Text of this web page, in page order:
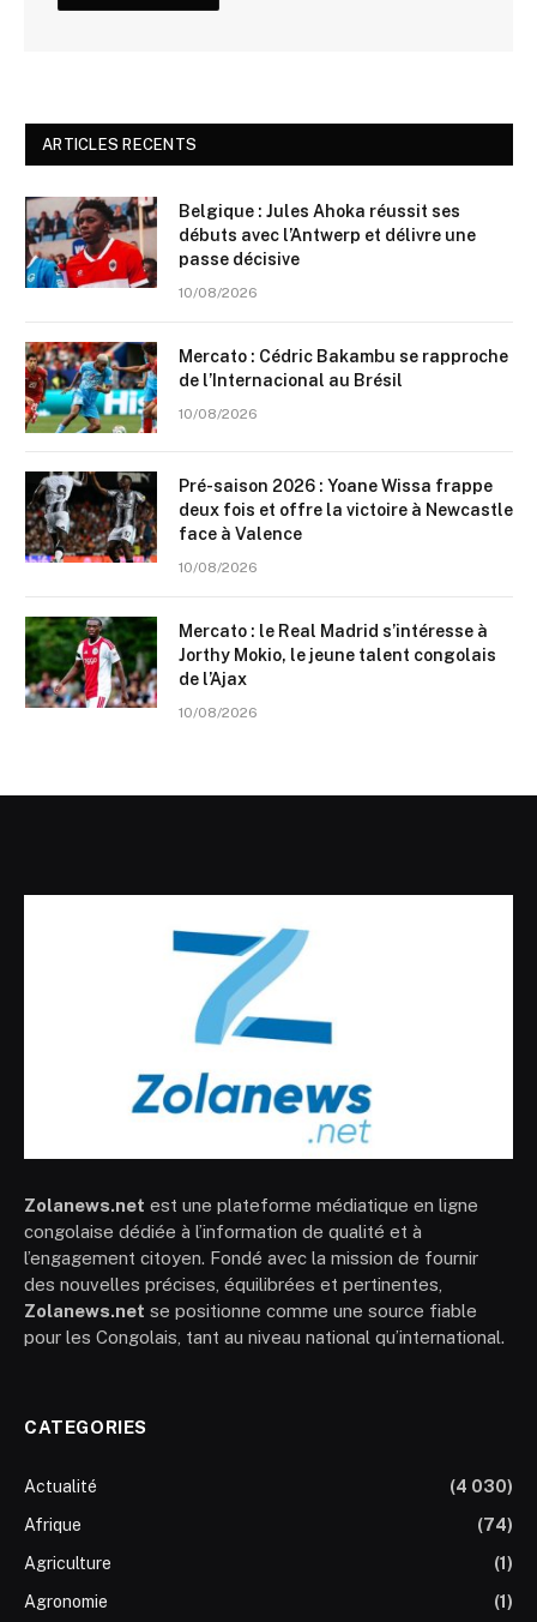
ARTICLES RECENTS
Belgique : Jules Ahoka réussit ses
débuts avec l’Antwerp et délivre une
passe décisive
10/08/2026
Mercato : Cédric Bakambu se rapproche
de l’Internacional au Brésil
10/08/2026
Pré-saison 2026 : Yoane Wissa frappe
deux fois et offre la victoire à Newcastle
face à Valence
10/08/2026
Mercato : le Real Madrid s’intéresse à
Jorthy Mokio, le jeune talent congolais
de l’Ajax
10/08/2026
Zolanews.net est une plateforme médiatique en ligne
congolaise dédiée à l’information de qualité et à
l’engagement citoyen. Fondé avec la mission de fournir
des nouvelles précises, équilibrées et pertinentes,
Zolanews.net se positionne comme une source fiable
pour les Congolais, tant au niveau national qu’international.
CATEGORIES
Actualité
(4 030)
Afrique
(74)
Agriculture
(1)
Agronomie
(1)